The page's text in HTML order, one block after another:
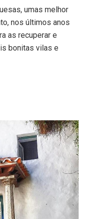
umas melhor
nos últimos anos
as recuperar e
bonitas vilas e